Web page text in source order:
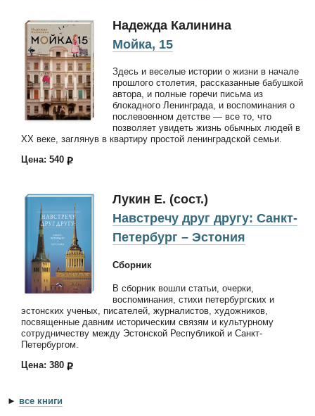
Надежда Калинина
Мойка, 15
Здесь и веселые истории о жизни в начале
прошлого столетия, рассказанные бабушкой
автора, и полные горечи письма из
блокадного Ленинграда, и воспоминания о
послевоенном детстве — все то, что
позволяет увидеть жизнь обычных людей в
XX веке, заглянув в квартиру простой ленинградской семьи.
Цена: 540
Лукин Е. (сост.)
Навстречу друг другу: Санкт-
Петербург – Эстония
Сборник
В сборник вошли статьи, очерки,
воспоминания, стихи петербургских и
эстонских ученых, писателей, журналистов, художников,
посвященные давним историческим связям и культурному
сотрудничеству между Эстонской Республикой и Санкт-
Петербургом.
Цена: 380
► все книги